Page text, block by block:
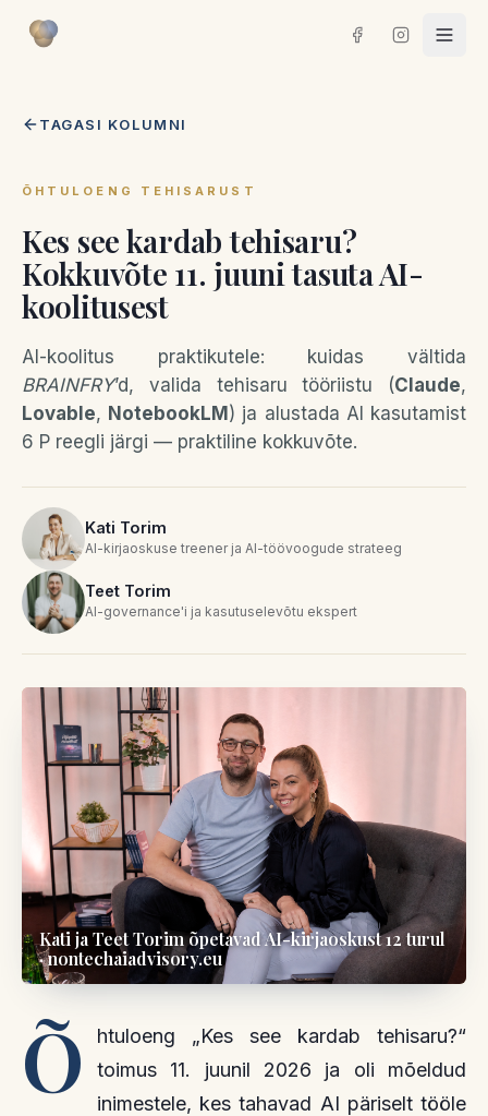
TAGASI KOLUMNI
ÕHTULOENG TEHISARUST
Kes see kardab tehisaru?
Kokkuvõte 11. juuni tasuta AI-
koolitusest
AI-koolitus praktikutele: kuidas vältida
BRAINFRY’d, valida tehisaru tööriistu (Claude,
Lovable, NotebookLM ) ja alustada AI kasutamist
6 P reegli järgi — praktiline kokkuvõte.
Kati Torim
AI-kirjaoskuse treener ja AI-töövoogude strateeg
Teet Torim
AI-governance'i ja kasutuselevõtu ekspert
Kati ja Teet Torim õpetavad AI-kirjaoskust 12 turul
·nontechaiadvisory.eu
Õ
htuloeng „Kes see kardab tehisaru?“
toimus 11. juunil 2026 ja oli mõeldud
inimestele, kes tahavad AI päriselt tööle